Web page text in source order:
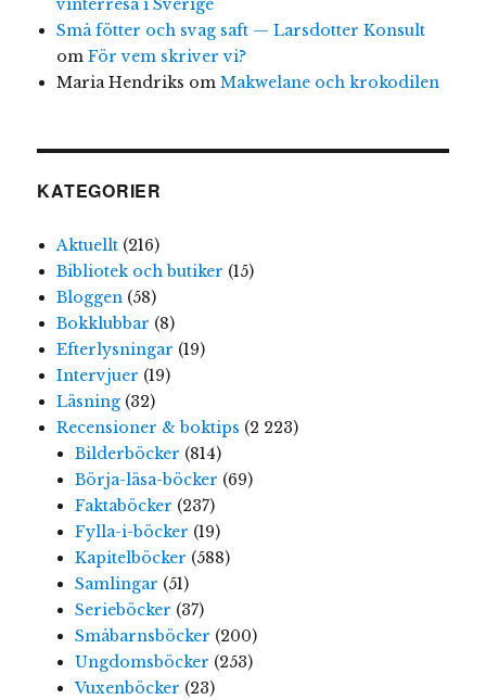
vinterresa i Sverige
Små fötter och svag saft — Larsdotter Konsult
om För vem skriver vi?
Maria Hendriks om Makwelane och krokodilen
KATEGORIER
Aktuellt(216)
Bibliotek och butiker (15)
Bloggen(58)
Bokklubbar (8)
Efterlysningar (19)
Intervjuer (19)
Läsning(32)
Recensioner & boktips (2 223)
Bilderböcker (814)
Börja-läsa-böcker (69)
Faktaböcker (237)
Fylla-i-böcker (19)
Kapitelböcker (588)
Samlingar (51)
Serieböcker (37)
Småbarnsböcker (200)
Ungdomsböcker (253)
Vuxenböcker (23)